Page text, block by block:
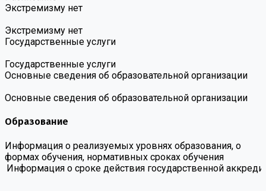
Экстремизму нет
Экстремизму нет
Государственные услуги
Государственные услуги
Основные сведения об образовательной организации
Основные сведения об образовательной организации
Образование
Информация о реализуемых уровнях образования, о
формах обучения, нормативных сроках обучения
Информация о сроке действия государственной